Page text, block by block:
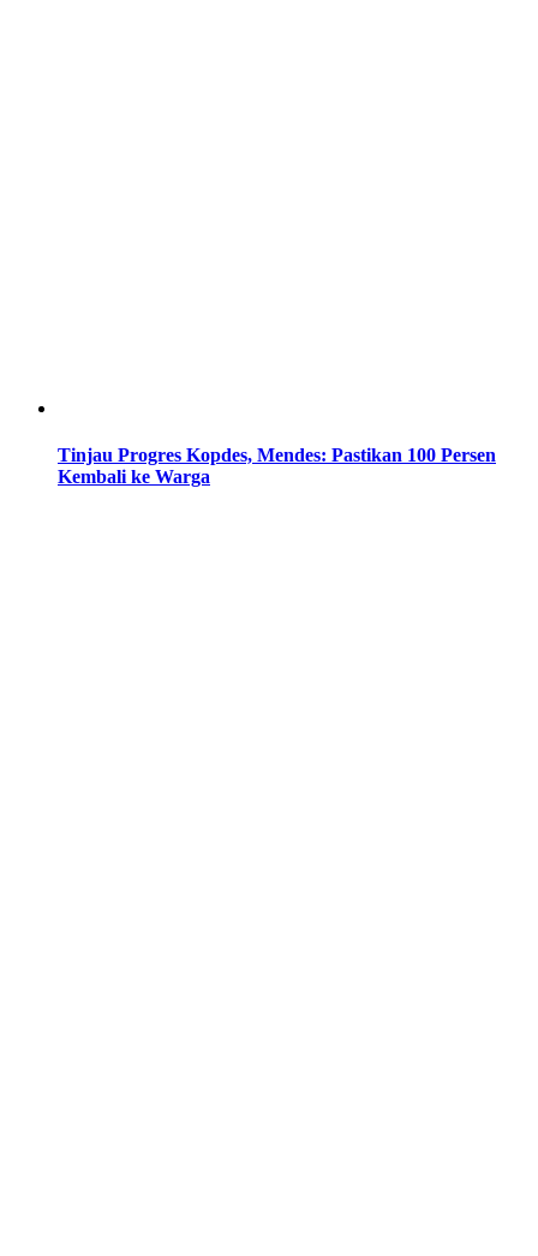
Tinjau Progres Kopdes, Mendes: Pastikan 100 Persen
Kembali ke Warga